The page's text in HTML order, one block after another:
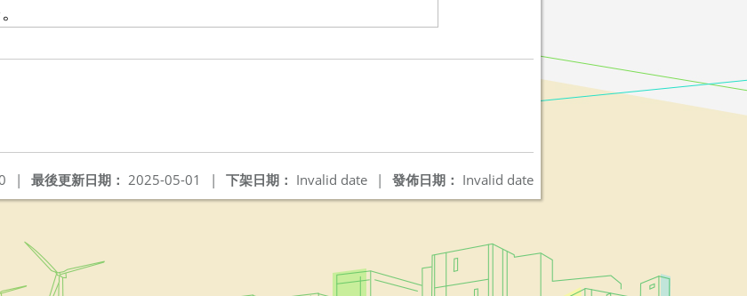
發佈日期： Invalid date
下架日期： Invalid date |
最後更新日期： 2025-05-01 |
|